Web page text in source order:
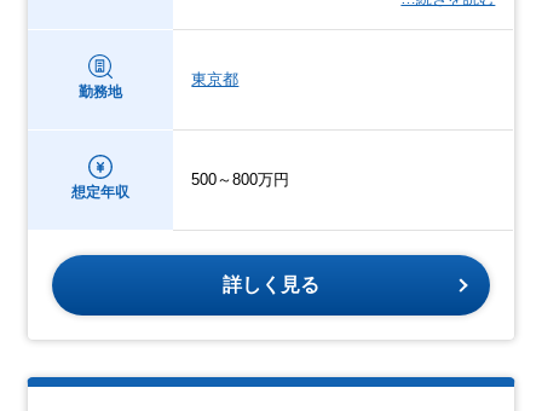
勤務地
東京都
想定年収
500～800万円
詳しく見る